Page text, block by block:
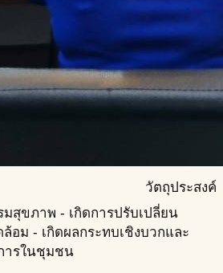
วัตถุประสงค์
สุขภาพ - เกิดการปรับเปลี่ยน
อม - เกิดผลกระทบเชิงบวกและ
ารในชุมชน